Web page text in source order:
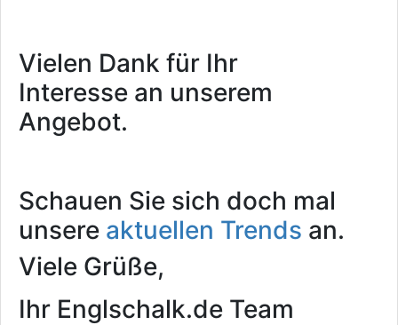
Vielen Dank für Ihr
Interesse an unserem
Angebot.
Schauen Sie sich doch mal
unsere aktuellen Trends an.
Viele Grüße,
Ihr Englschalk.de Team